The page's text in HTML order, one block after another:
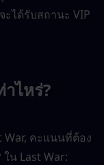
ได้รับสถานะ VIP
ไหร่?
War, คะแนนที่ต้อง
น Last War: